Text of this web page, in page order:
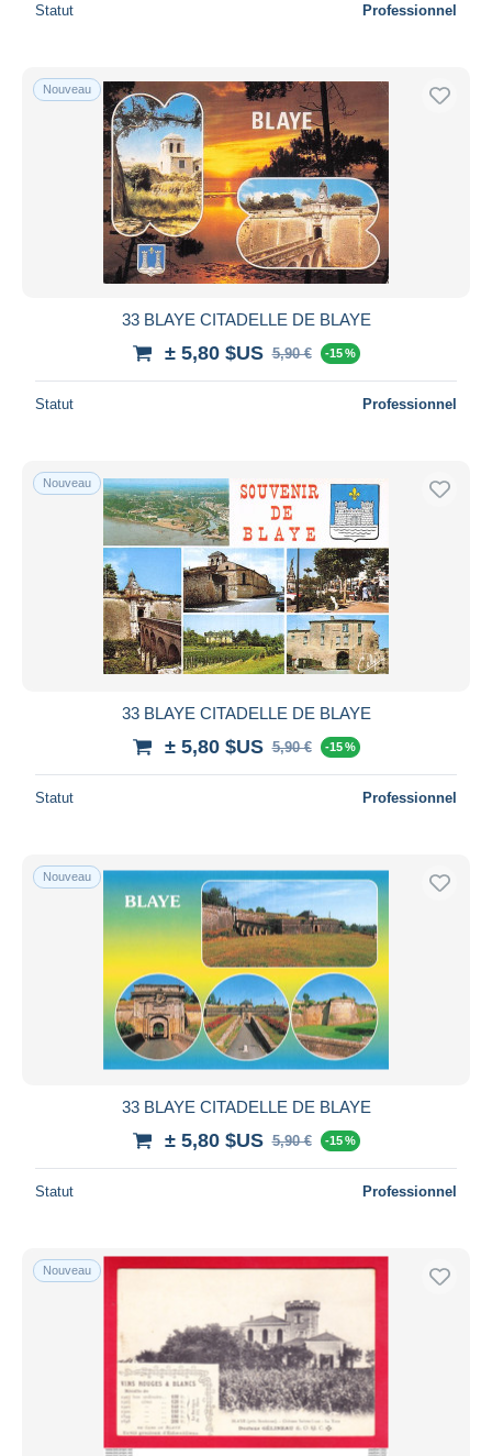
Statut Professionnel
Nouveau
33 BLAYE CITADELLE DE BLAYE
± 5,80 $US 5,90 € -15 %
Statut Professionnel
Nouveau
33 BLAYE CITADELLE DE BLAYE
± 5,80 $US 5,90 € -15 %
Statut Professionnel
Nouveau
33 BLAYE CITADELLE DE BLAYE
± 5,80 $US 5,90 € -15 %
Statut Professionnel
Nouveau